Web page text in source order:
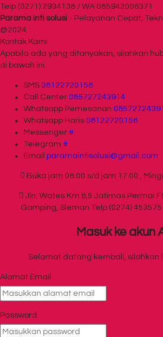
Telp (0271) 2934138 / WA 085942006371
Parama inti solusi - Pelayanan Cepat,
@2024
Kontak Kami
Apabila ada yang ditanyakan, silahkan
di bawah ini.
SMS 08122720158
Call Center 085727243914
Whatsapp Pemesanan
Whatsapp Haris 08122720158
Messenger #
Telegram #
Email paramaintisolusi@gmail.com
Buka jam 08.00 s/d jam 17.00 ,
Jln. Wates Km 8,5 Jatimas Permai
Gamping, Sleman Telp (0274)
Masuk ke akun
Selamat datang kembali, silahkan
Alamat Email
Password